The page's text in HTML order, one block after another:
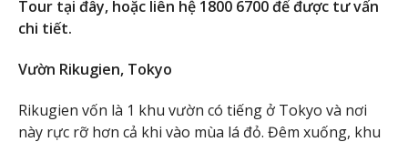
Tour tại đây, hoặc liên hệ 1800 6700 để được tư vấn
chi tiết.
Vườn Rikugien, Tokyo
Rikugien vốn là 1 khu vườn có tiếng ở Tokyo và nơi
này rực rỡ hơn cả khi vào mùa lá đỏ. Đêm xuống, khu